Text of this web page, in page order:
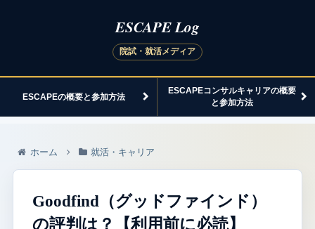
ESCAPEの概要と参加方法
ESCAPEコンサルキャリアの概要
と参加方法
ホーム 就活・キャリア
Goodfind（グッドファインド）
の評判は？【利用前に必読】